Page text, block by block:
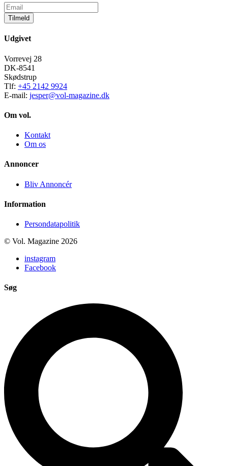
Tilmeld
Udgivet
Vorrevej 28
DK-8541
Skødstrup
Tlf: +45 2142 9924
E-mail: jesper@vol-magazine.dk
Om vol.
Kontakt
Om os
Annoncer
Bliv Annoncér
Information
Persondatapolitik
© Vol. Magazine 2026
instagram
Facebook
Søg